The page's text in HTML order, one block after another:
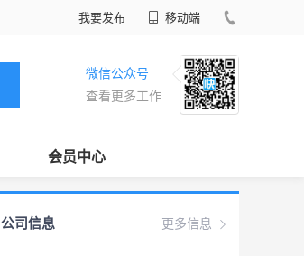
我要发布 移动端
微信公众号
查看更多工作
会员中心
更多信息
公司信息